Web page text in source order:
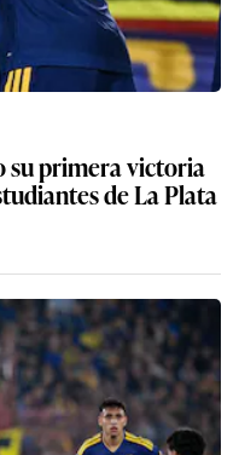
su primera victoria
de La Plata